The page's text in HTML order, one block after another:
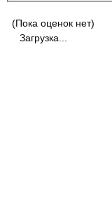
(Пока оценок нет)
Загрузка...